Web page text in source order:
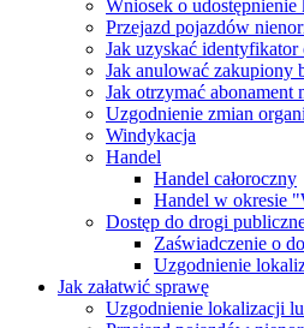
Wniosek o udostępnienie
Przejazd pojazdów
Jak uzyskać identyfikator
Jak anulować zakupiony
Jak otrzymać abonament
Uzgodnienie zmian
Windykacja
Handel
Handel całoroczny
Handel w okresie
Dostęp do drogi
Zaświadczenie o
Uzgodnienie
Jak załatwić sprawę
Uzgodnienie lokalizacji